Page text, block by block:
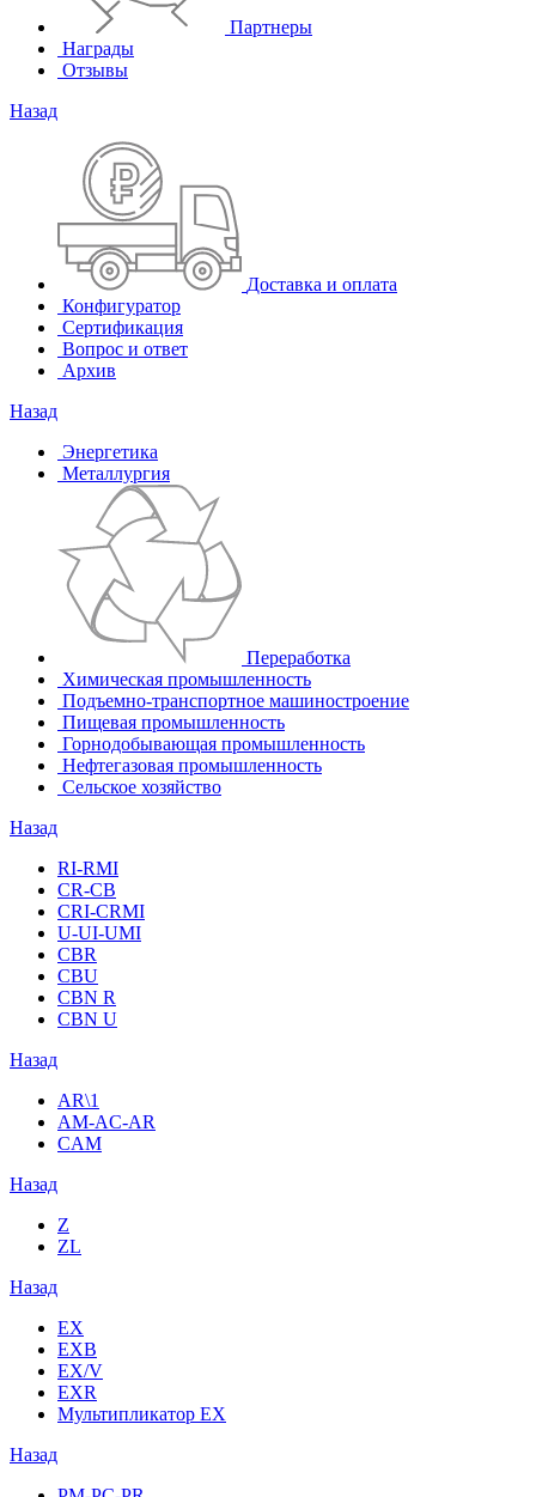
Партнеры
Награды
Отзывы
Назад
Доставка и оплата
Конфигуратор
Сертификация
Вопрос и ответ
Архив
Назад
Энергетика
Металлургия
Переработка
Химическая промышленность
Подъемно-транспортное машиностроение
Пищевая промышленность
Горнодобывающая промышленность
Нефтегазовая промышленность
Сельское хозяйство
Назад
RI-RMI
CR-CB
СRI-СRMI
U-UI-UMI
CBR
CBU
CBN R
CBN U
Назад
AR\1
AM-AC-AR
CAM
Назад
Z
ZL
Назад
EX
EXB
EX/V
EXR
Мультипликатор EX
Назад